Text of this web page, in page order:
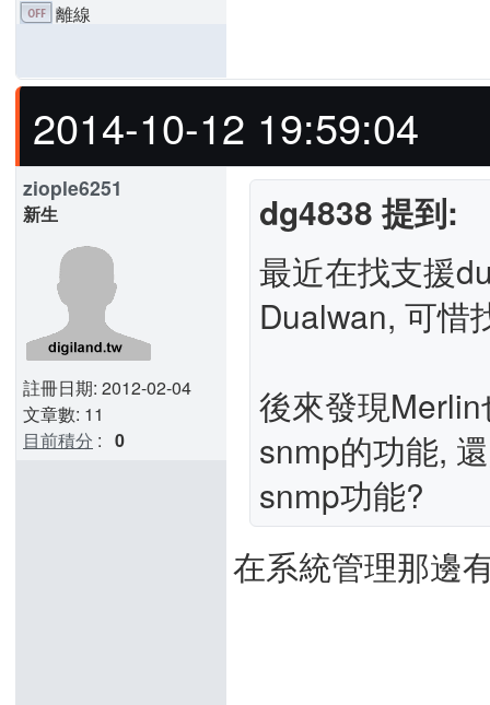
離線
2014-10-12 19:59:04
ziople6251
新生
註冊日期: 2012-02-04
文章數: 11
目前積分 : 0
dg4838 提到:
最近在找支援
Dualwan, 可惜
後來發現
snmp的功能,
snmp功能?
在系統管理那邊